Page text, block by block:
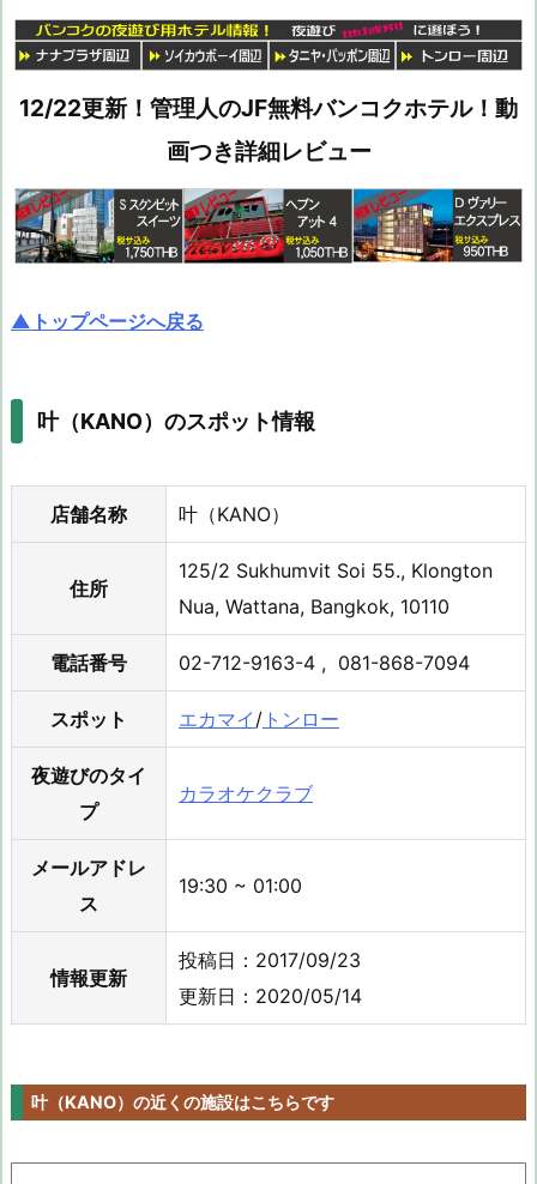
12/22更新！管理人のJF無料バンコクホテル！動
画つき詳細レビュー
▲トップページへ戻る
叶（KANO）のスポット情報
店舗名称 叶（KANO）
住所
125/2 Sukhumvit Soi 55., Klongton
Nua, Wattana, Bangkok, 10110
電話番号 02-712-9163-4 , 081-868-7094
スポット エカマイ / トンロー
夜遊びのタイ
プ
カラオケクラブ
メールアドレ
ス
19:30 ~ 01:00
情報更新
投稿日：2017/09/23
更新日：2020/05/14
叶（KANO）の近くの施設はこちらです